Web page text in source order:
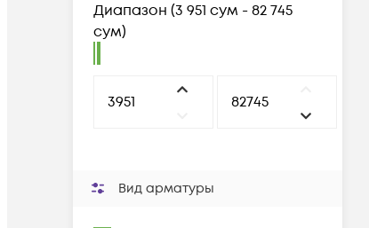
Диапазон (3 951 сум - 82 745
сум)
Вид арматуры